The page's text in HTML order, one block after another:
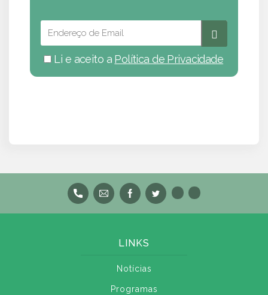
Li e aceito a Política de Privacidade
LINKS
Notícias
Programas